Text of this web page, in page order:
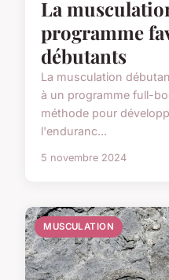
La
programme
débutants
La musculation
à un programme full-
méthode pour
l'enduranc...
5 novembre 2024
MUSCULATION